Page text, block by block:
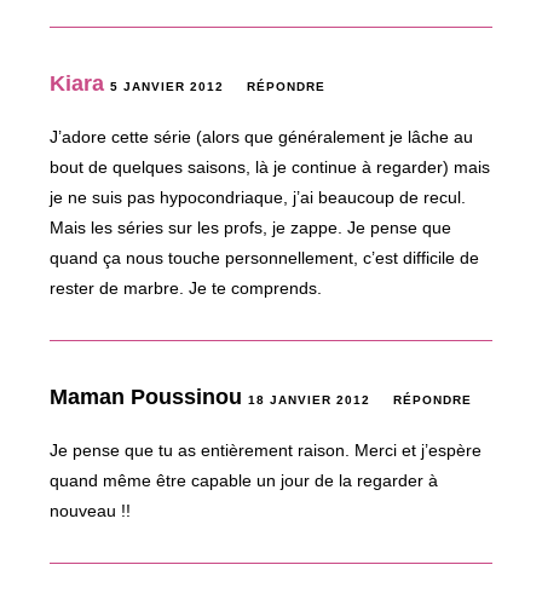
Kiara 5 JANVIER 2012 RÉPONDRE
J’adore cette série (alors que généralement je lâche au
bout de quelques saisons, là je continue à regarder) mais
je ne suis pas hypocondriaque, j’ai beaucoup de recul.
Mais les séries sur les profs, je zappe. Je pense que
quand ça nous touche personnellement, c’est difficile de
rester de marbre. Je te comprends.
Maman Poussinou18 JANVIER 2012 RÉPONDRE
Je pense que tu as entièrement raison. Merci et j’espère
quand même être capable un jour de la regarder à
nouveau !!